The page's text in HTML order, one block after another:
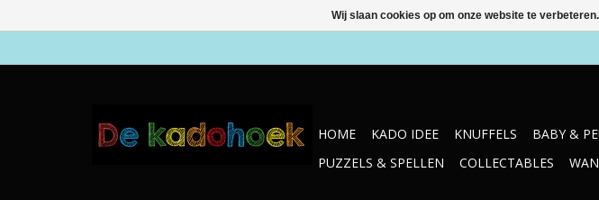
HOME KADO IDEE KNUFFELS BABY &
PUZZELS & SPELLEN
COLLECTABLES
Wij slaan cookies op om onze website te